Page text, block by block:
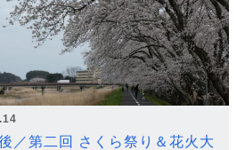
／第二回 さくら祭り＆花火大